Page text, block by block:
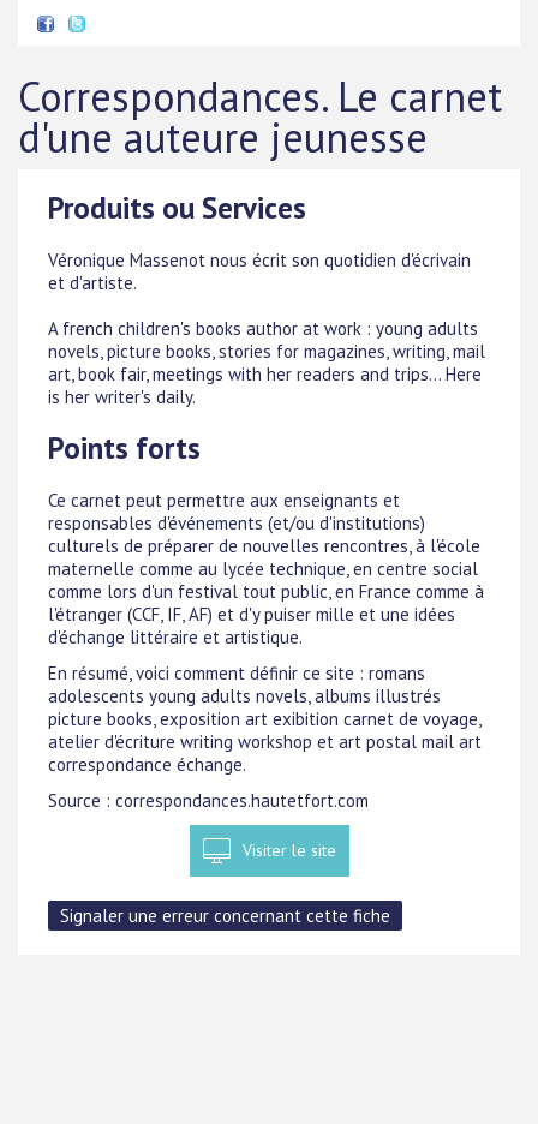
Correspondances. Le carnet
d'une auteure jeunesse
Produits ou Services
Véronique Massenot nous écrit son quotidien d'écrivain
et d'artiste.
A french children's books author at work : young adults
novels, picture books, stories for magazines, writing, mail
art, book fair, meetings with her readers and trips... Here
is her writer's daily.
Points forts
Ce carnet peut permettre aux enseignants et
responsables d'événements (et/ou d'institutions)
culturels de préparer de nouvelles rencontres, à l'école
maternelle comme au lycée technique, en centre social
comme lors d'un festival tout public, en France comme à
l'étranger (CCF, IF, AF) et d'y puiser mille et une idées
d'échange littéraire et artistique.
En résumé, voici comment définir ce site : romans
adolescents young adults novels, albums illustrés
picture books, exposition art exibition carnet de voyage,
atelier d'écriture writing workshop et art postal mail art
correspondance échange.
Source : correspondances.hautetfort.com
Visiter le site